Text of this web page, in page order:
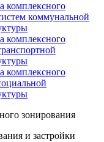
комплексного
коммунальной
комплексного
комплексного
зонирования
и застройки